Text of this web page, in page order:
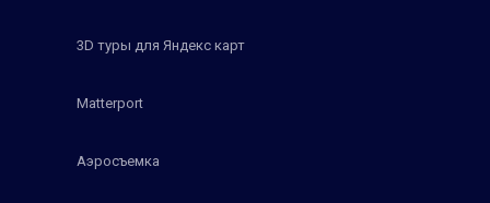
3D туры для Яндекс карт
Matterport
Аэросъемка